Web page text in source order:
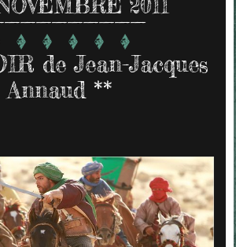
2011
de Jean-Jacques
Annaud **